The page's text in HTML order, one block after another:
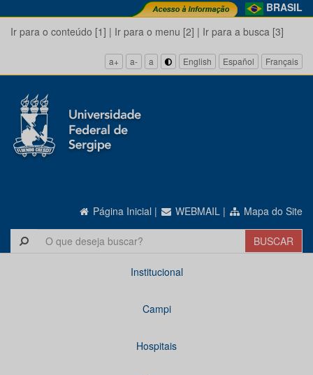
BRASIL
Ir para o conteúdo [1] | Ir para o menu [2] | Ir para a busca [3]
a+ a- a English Español Français
Página Inicial | WEBMAIL | Mapa do Site
Institucional
Campi
Hospitais